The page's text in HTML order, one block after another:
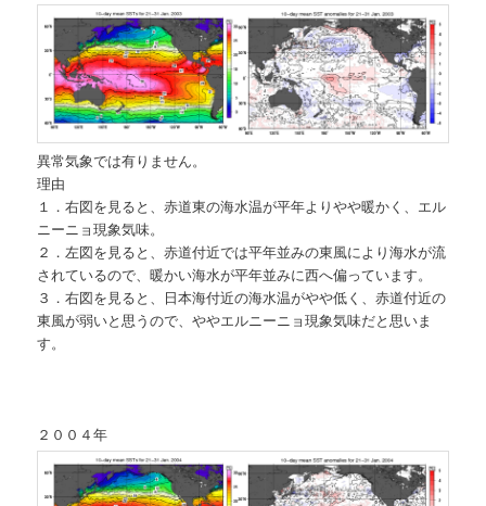
異常気象では有りません。
理由
１．右図を見ると、赤道東の海水温が平年よりやや暖かく、エル
ニーニョ現象気味。
２．左図を見ると、赤道付近では平年並みの東風により海水が流
されているので、暖かい海水が平年並みに西へ偏っています。
３．右図を見ると、日本海付近の海水温がやや低く、赤道付近の
東風が弱いと思うので、ややエルニーニョ現象気味だと思いま
す。
２００４年